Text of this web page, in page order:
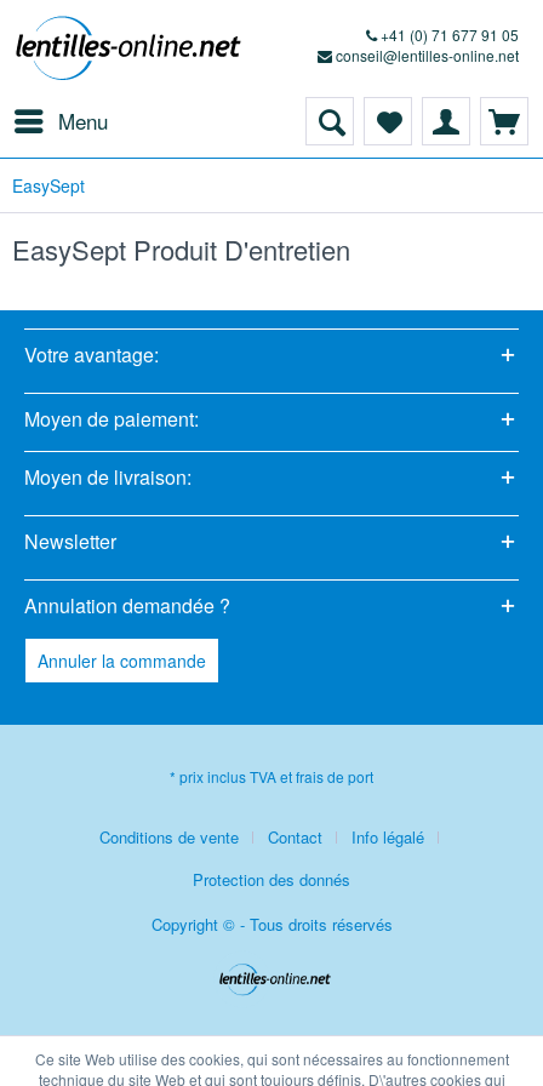
+41 (0) 71 677 91 05
conseil@lentilles-online.net
Menu
EasySept
EasySept Produit D'entretien
Votre avantage:
Moyen de paiement:
Moyen de livraison:
Newsletter
Annulation demandée ?
Annuler la commande
* prix inclus TVA et frais de port
Conditions de vente Contact
Info légalé
Protection des donnés
Copyright © - Tous droits réservés
Ce site Web utilise des cookies, qui sont nécessaires au fonctionnement
technique du site Web et qui sont toujours définis. D\'autres cookies qui